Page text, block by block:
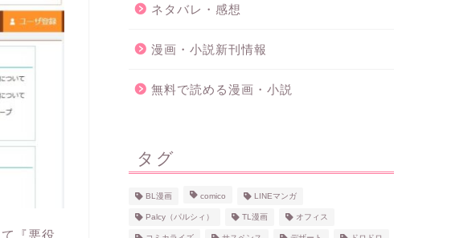
ネタバレ・感想
漫画・小説新刊情報
無料で読める漫画・小説
タグ
BL漫画 comico LINEマンガ
Palcy（パルシィ） TL漫画 オフィス